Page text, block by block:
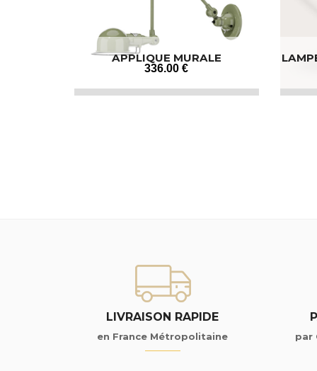
APPLIQUE MURALE
INDUSTRIELLE
336.00 €
LIVRAISON RAPIDE
en France Métropolitaine
par